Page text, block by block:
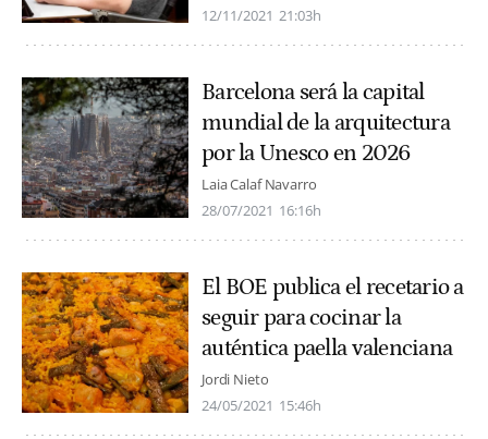
12/11/2021 21:03h
Barcelona será la capital
mundial de la arquitectura
por la Unesco en 2026
Laia Calaf Navarro
28/07/2021 16:16h
El BOE publica el recetario a
seguir para cocinar la
auténtica paella valenciana
Jordi Nieto
24/05/2021 15:46h